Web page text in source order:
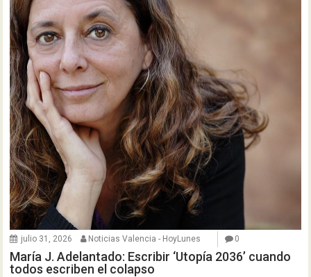
julio 31, 2026 Noticias Valencia - HoyLunes 0
María J. Adelantado: Escribir ‘Utopía 2036’ cuando
todos escriben el colapso